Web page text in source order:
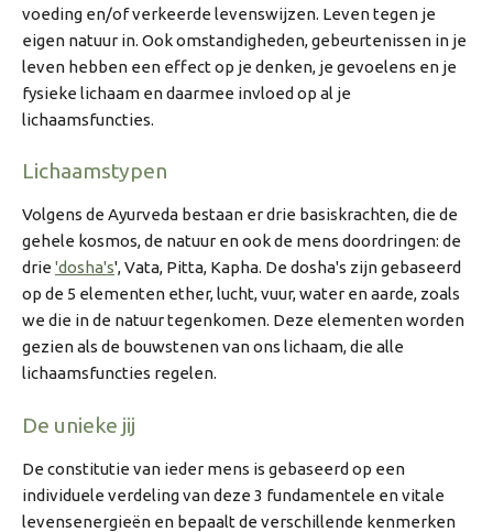
voeding en/of verkeerde levenswijzen. Leven tegen je
eigen natuur in. Ook omstandigheden, gebeurtenissen in je
leven hebben een effect op je denken, je gevoelens en je
fysieke lichaam en daarmee invloed op al je
lichaamsfuncties.
Lichaamstypen
Volgens de Ayurveda bestaan er drie basiskrachten, die de
gehele kosmos, de natuur en ook de mens doordringen: de
drie 'dosha's',Vata, Pitta, Kapha. De dosha's zijn gebaseerd
op de 5 elementen ether, lucht, vuur, water en aarde, zoals
we die in de natuur tegenkomen. Deze elementen worden
gezien als de bouwstenen van ons lichaam, die alle
lichaamsfuncties regelen.
De unieke jij
De constitutie van ieder mens is gebaseerd op een
individuele verdeling van deze 3 fundamentele en vitale
levensenergieën en bepaalt de verschillende kenmerken